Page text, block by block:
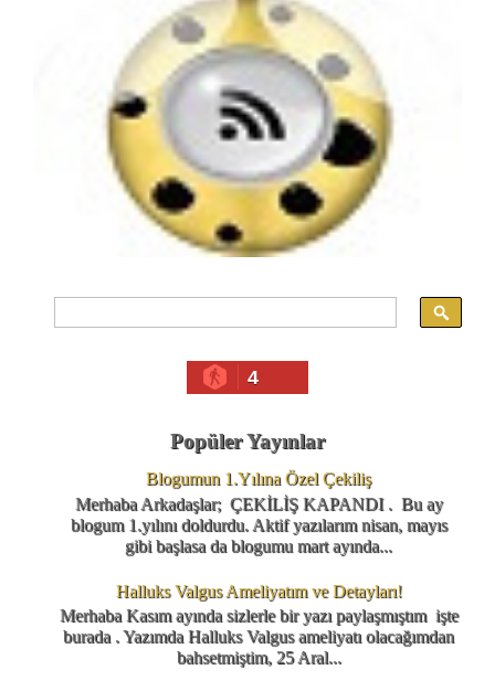
4
Popüler Yayınlar
Blogumun 1.Yılına Özel Çekiliş
Merhaba Arkadaşlar; ÇEKİLİŞ KAPANDI . Bu ay
blogum 1.yılını doldurdu. Aktif yazılarım nisan, mayıs
gibi başlasa da blogumu mart ayında...
Halluks Valgus Ameliyatım ve Detayları!
Merhaba Kasım ayında sizlerle bir yazı paylaşmıştım işte
burada . Yazımda Halluks Valgus ameliyatı olacağımdan
bahsetmiştim, 25 Aral...